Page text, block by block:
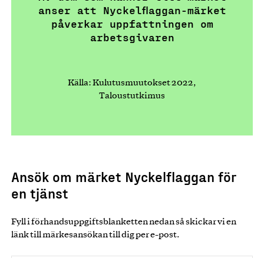
anser att Nyckelflaggan-märket
påverkar uppfattningen om
arbetsgivaren
Källa: Kulutusmuutokset 2022,
Taloustutkimus
Ansök om märket Nyckelflaggan för
en tjänst
Fyll i förhandsuppgiftsblanketten nedan så skickar vi en
länk till märkesansökan till dig per e-post.